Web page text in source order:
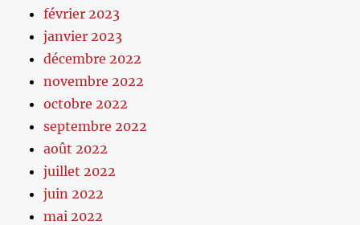
février 2023
janvier 2023
décembre 2022
novembre 2022
octobre 2022
septembre 2022
août 2022
juillet 2022
juin 2022
mai 2022